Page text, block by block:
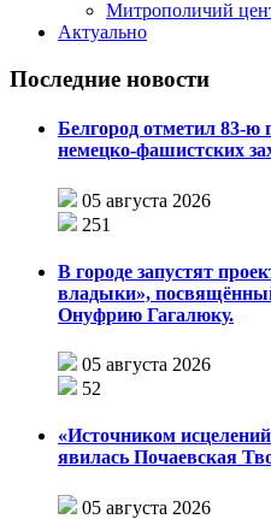
Митрополичий
Актуально
Последние новости
Белгород отметил 83-ю
немецко-фашистских
05 августа 2026
251
В городе запустят
владыки»,
Онуфрию Гагалюку.
05 августа 2026
52
«Источником
явилась Почаевская
05 августа 2026